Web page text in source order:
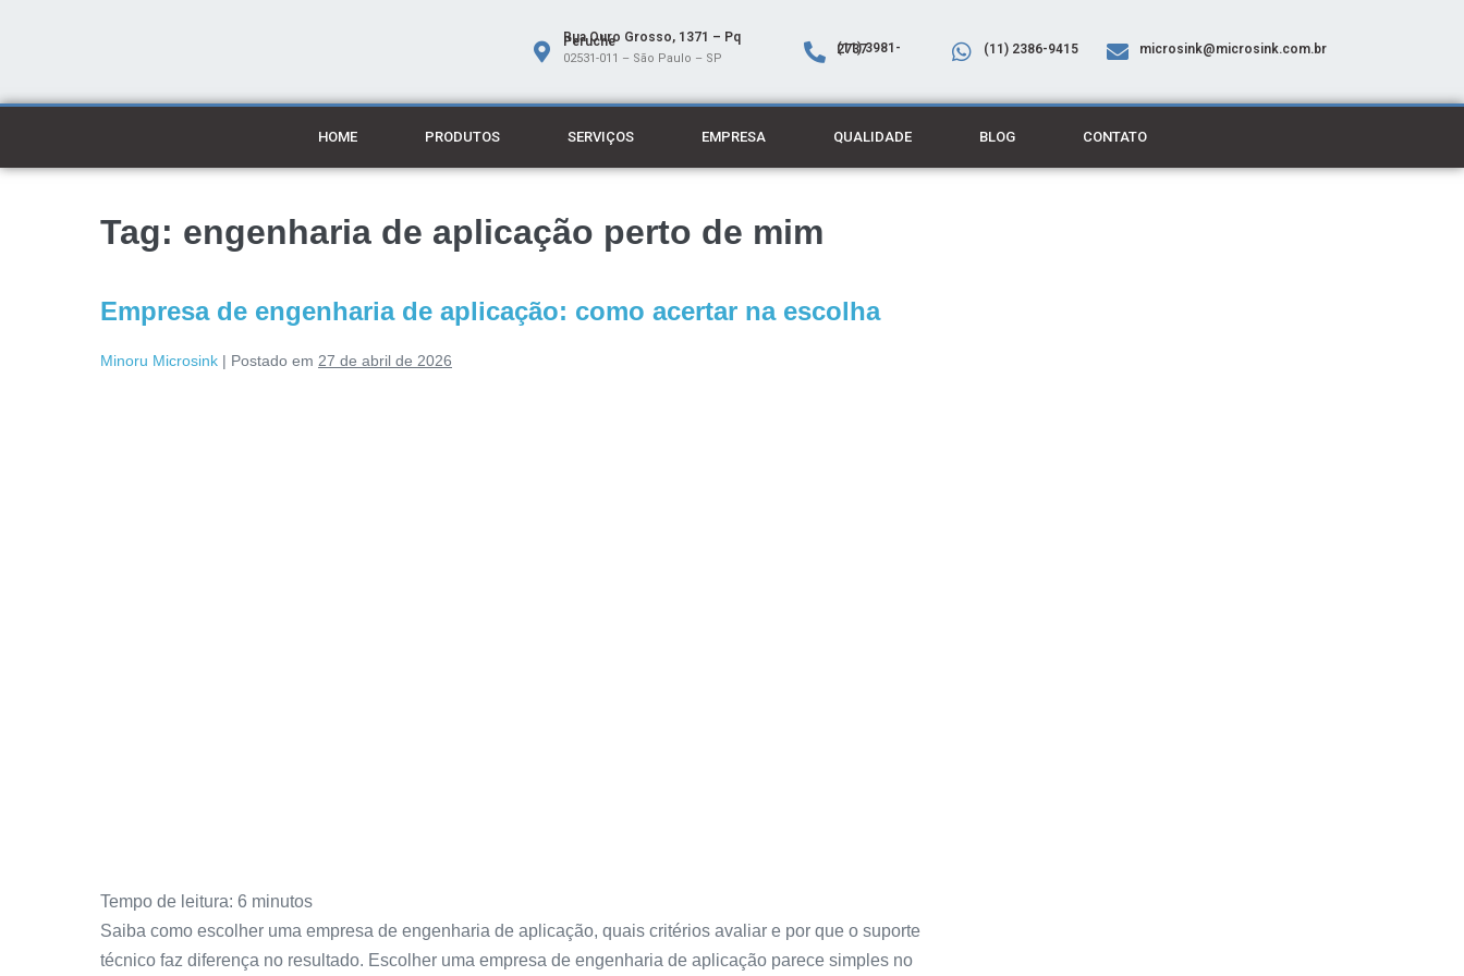
Rua Ouro Grosso, 1371 – Pq
Peruche
02531-011 – São Paulo – SP
(11) 3981-2737 (11) 2386-9415 microsink@microsink.com.br
HOME PRODUTOS SERVIÇOS EMPRESA QUALIDADE BLOG CONTATO
Tag: engenharia de aplicação perto de mim
Empresa de engenharia de aplicação: como acertar na escolha
Minoru Microsink | Postado em 27 de abril de 2026
Tempo de leitura: 6 minutos
Saiba como escolher uma empresa de engenharia de aplicação, quais critérios avaliar e por que o suporte
técnico faz diferença no resultado. Escolher uma empresa de engenharia de aplicação parece simples no